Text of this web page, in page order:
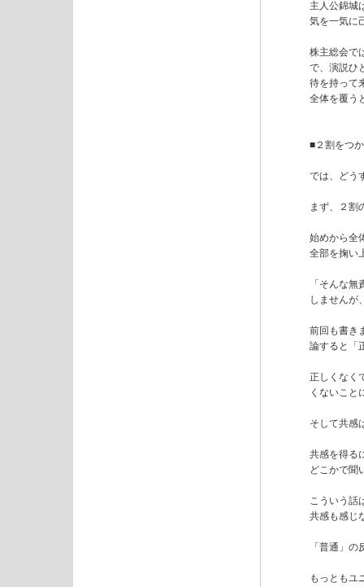
主人公錦城
気を一気に
株主総会で
で、演説ひ
待を持って
全体を覆う
■２割をつ
では、どう
まず、２割
始めから全
全部を掬い
「そんな
しませんが
前回も書き
論すると「
正しくなく
くないこと
そして共感
共感を得る
どこかで聞
こういう話
共感も感じ
「普通」
もっともユ